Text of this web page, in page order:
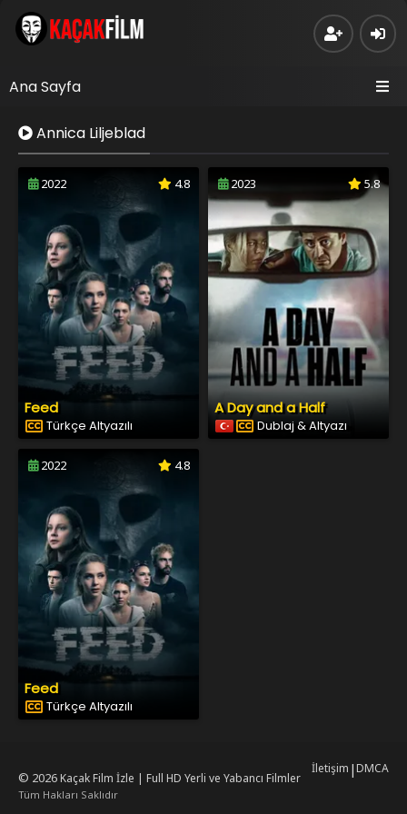
Ana Sayfa
Annica Liljeblad
2022 4.8
Feed
Türkçe Altyazılı
2023 5.8
A Day and a Half
Dublaj & Altyazı
2022 4.8
Feed
Türkçe Altyazılı
© 2026Kaçak Film İzle | Full HD Yerli ve Yabancı Filmler
Tüm Hakları Saklıdır
İletişim |DMCA